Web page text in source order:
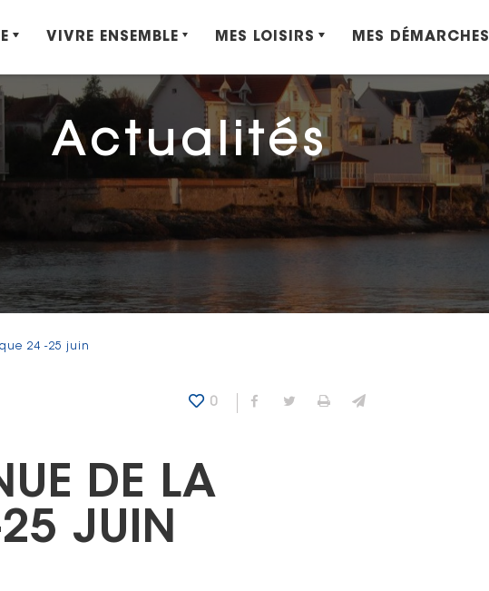
VIVRE ENSEMBLE MES LOISIRS MES DÉMARCHES
Actualités
24 -25 juin
0 Partager sur Facebook
Partager sur Twitter
Imprimer
DE LA
JUIN